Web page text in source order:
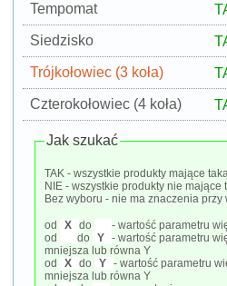
Tempomat
Siedzisko
Trójkołowiec (3 koła)
Czterokołowiec (4 koła)
Jak szukać
TAK - wszystkie produkty mające
NIE - wszystkie produkty nie mające
Bez wyboru - nie ma znaczenia przy
od X do
- wartość parametru
od
do Y - wartość parametru
mniejsza lub równa Y
od
X do Y - wartość parametru
mniejsza lub równa Y